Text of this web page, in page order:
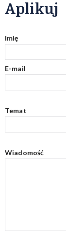
Aplikuj
Imię
E-mail
Temat
Wiadomość